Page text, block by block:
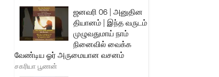
ஜனவரி 06 | அனுதின
தியானம் | இந்த வருடம்
முழுவதுமாய் நாம்
நினைவில் வைக்க
வேண்டிய ஓர் அருமையான வசனம்
சகரியா பூணன்